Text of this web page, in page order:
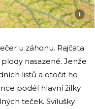
i
u záhonu. Rajčata
nasazené. Jenže
listů a otočit ho
podél hlavní žilky
teček. Svilušky